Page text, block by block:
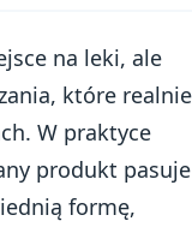
na leki, ale
które realnie
W praktyce
produkt pasuje
formę,